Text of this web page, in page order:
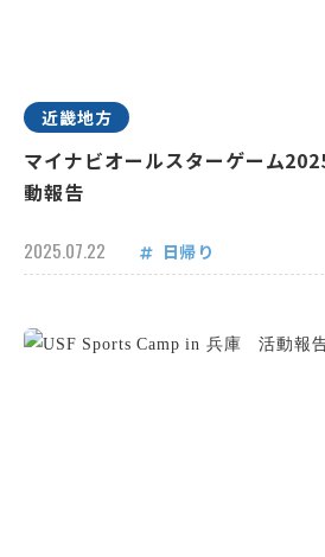
近畿地方
マイナビオールスターゲーム
動報告
2025.07.22 日帰り